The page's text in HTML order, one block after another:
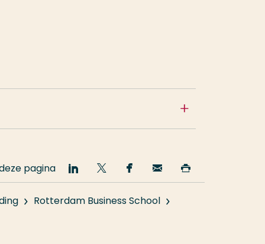
Rotterdam Business School
pagina
Deel
op
LinkedIn
Deel
op
Twitter
Deel
op
Facebook
Email
deze deze